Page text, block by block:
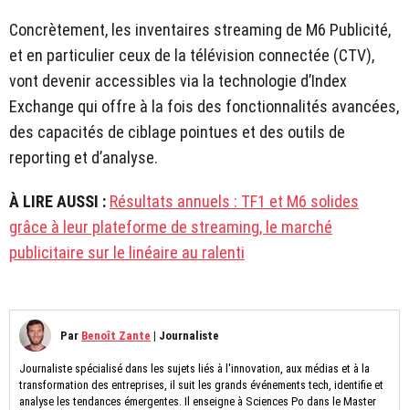
Concrètement, les inventaires streaming de M6 Publicité,
et en particulier ceux de la télévision connectée (CTV),
vont devenir accessibles via la technologie d’Index
Exchange qui offre à la fois des fonctionnalités avancées,
des capacités de ciblage pointues et des outils de
reporting et d’analyse.
À LIRE AUSSI : Résultats annuels : TF1 et M6 solides
grâce à leur plateforme de streaming, le marché
publicitaire sur le linéaire au ralenti
Par Benoît Zante | Journaliste
Journaliste spécialisé dans les sujets liés à l'innovation, aux médias et à la
transformation des entreprises, il suit les grands événements tech, identifie et
analyse les tendances émergentes. Il enseigne à Sciences Po dans le Master